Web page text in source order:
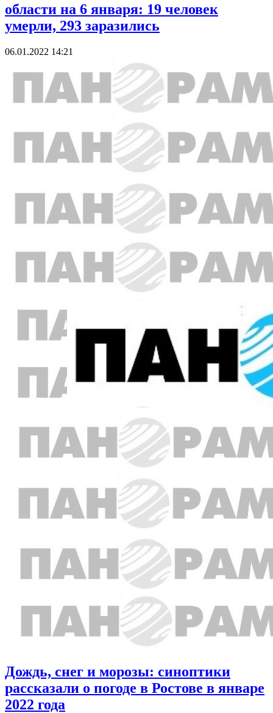
области на 6 января: 19 человек
умерли, 293 заразились
06.01.2022 14:21
Дождь, снег и морозы: синоптики
рассказали о погоде в Ростове в январе
2022 года